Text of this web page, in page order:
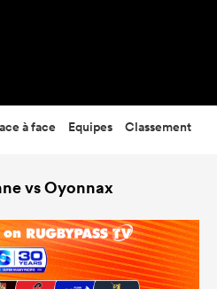
à face Equipes Classement
vs Oyonnax